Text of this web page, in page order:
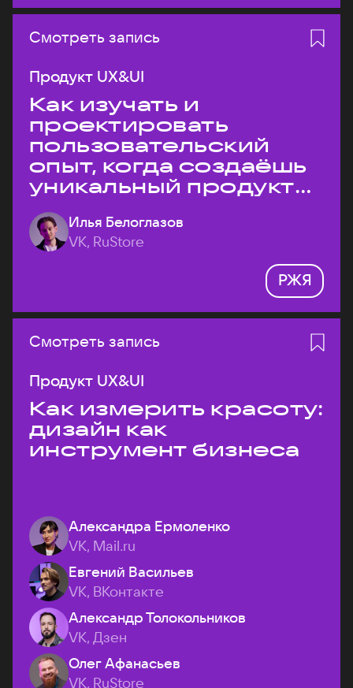
Смотреть запись
Продукт UX&UI
Как изучать и
проектировать
пользовательский
опыт, когда создаёшь
уникальный продукт
на рынке?
Илья Белоглазов
VK, RuStore
РЖЯ
Смотреть запись
Продукт UX&UI
Как измерить красоту:
дизайн как
инструмент бизнеса
Александра Ермоленко
VK, Mail.ru
Евгений Васильев
VK, ВКонтакте
Александр Толокольников
VK, Дзен
Олег Афанасьев
VK, RuStore